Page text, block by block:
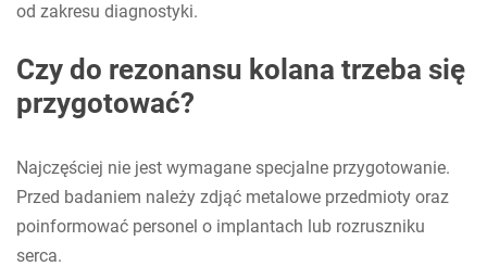
od zakresu diagnostyki.
Czy do rezonansu kolana trzeba się
przygotować?
Najczęściej nie jest wymagane specjalne przygotowanie.
Przed badaniem należy zdjąć metalowe przedmioty oraz
poinformować personel o implantach lub rozruszniku
serca.